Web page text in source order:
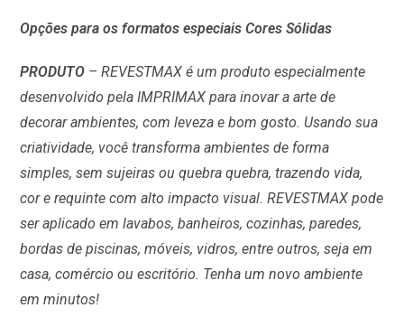
Opções para os formatos especiais Cores Sólidas
PRODUTO – REVESTMAX é um produto especialmente
desenvolvido pela IMPRIMAX para inovar a arte de
decorar ambientes, com leveza e bom gosto. Usando sua
criatividade, você transforma ambientes de forma
simples, sem sujeiras ou quebra quebra, trazendo vida,
cor e requinte com alto impacto visual. REVESTMAX pode
ser aplicado em lavabos, banheiros, cozinhas, paredes,
bordas de piscinas, móveis, vidros, entre outros, seja em
casa, comércio ou escritório. Tenha um novo ambiente
em minutos!